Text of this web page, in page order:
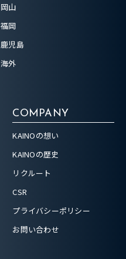
岡山
福岡
鹿児島
海外
COMPANY
KAINOの想い
KAINOの歴史
リクルート
CSR
プライバシーポリシー
お問い合わせ